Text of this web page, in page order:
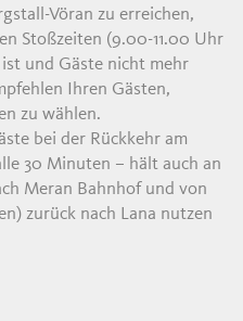
Vöran zu erreichen,
Stoßzeiten (9.00-11.00 Uhr
und Gäste nicht mehr
Ihren Gästen,
zu wählen.
bei der Rückkehr am
30 Minuten – hält auch an
Meran Bahnhof und von
zurück nach Lana nutzen